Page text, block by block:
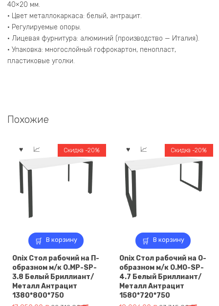
40×20 мм.
• Цвет металлокаркаса: белый, антрацит.
• Регулируемые опоры.
• Лицевая фурнитура: алюминий (производство — Италия).
• Упаковка: многослойный гофрокартон, пенопласт,
пластиковые уголки.
Похожие
В корзину
Скидка -20%
Onix Стол рабочий на П-
образном м/к O.MP-SP-
3.8 Белый Бриллиант/
Металл Антрацит
1380*800*750
В корзину
Скидка -20%
Onix Стол рабочий на О-
образном м/к O.MO-SP-
4.7 Белый Бриллиант/
Металл Антрацит
1580*720*750